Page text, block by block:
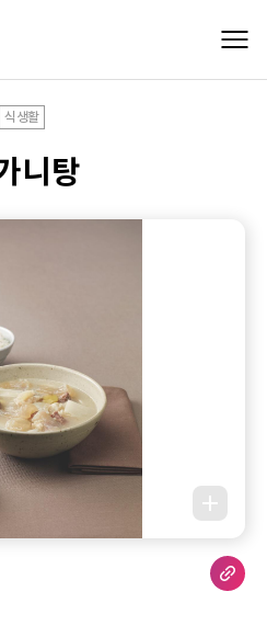
식생활
니탕